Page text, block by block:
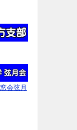
会弦月